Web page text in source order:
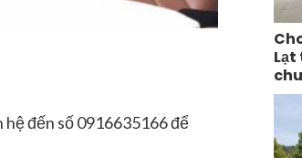
đến số 0916635166 để